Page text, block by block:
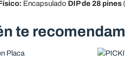
Encapsulado DIP de 28 pines
te